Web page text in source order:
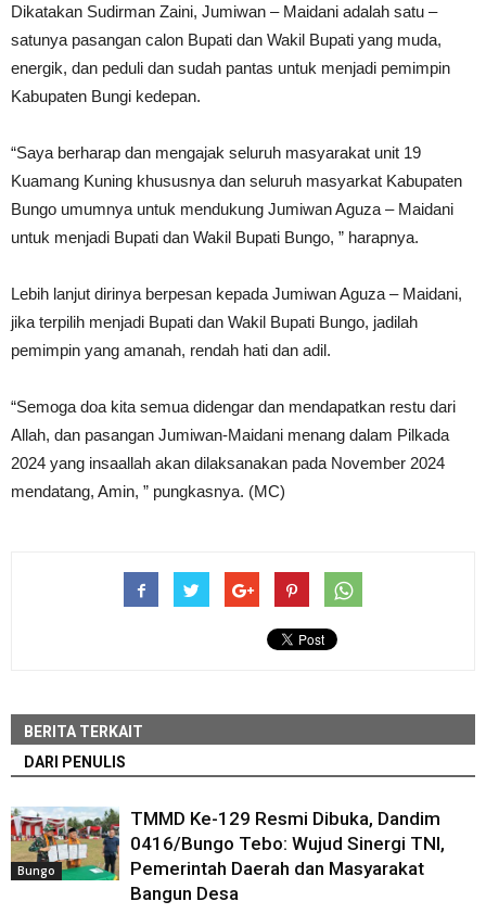
Dikatakan Sudirman Zaini, Jumiwan – Maidani adalah satu –
satunya pasangan calon Bupati dan Wakil Bupati yang muda,
energik, dan peduli dan sudah pantas untuk menjadi pemimpin
Kabupaten Bungi kedepan.
“Saya berharap dan mengajak seluruh masyarakat unit 19
Kuamang Kuning khususnya dan seluruh masyarkat Kabupaten
Bungo umumnya untuk mendukung Jumiwan Aguza – Maidani
untuk menjadi Bupati dan Wakil Bupati Bungo, ” harapnya.
Lebih lanjut dirinya berpesan kepada Jumiwan Aguza – Maidani,
jika terpilih menjadi Bupati dan Wakil Bupati Bungo, jadilah
pemimpin yang amanah, rendah hati dan adil.
“Semoga doa kita semua didengar dan mendapatkan restu dari
Allah, dan pasangan Jumiwan-Maidani menang dalam Pilkada
2024 yang insaallah akan dilaksanakan pada November 2024
mendatang, Amin, ” pungkasnya. (MC)
BERITA TERKAIT
DARI PENULIS
Bungo
TMMD Ke-129 Resmi Dibuka, Dandim
0416/Bungo Tebo: Wujud Sinergi TNI,
Pemerintah Daerah dan Masyarakat
Bangun Desa